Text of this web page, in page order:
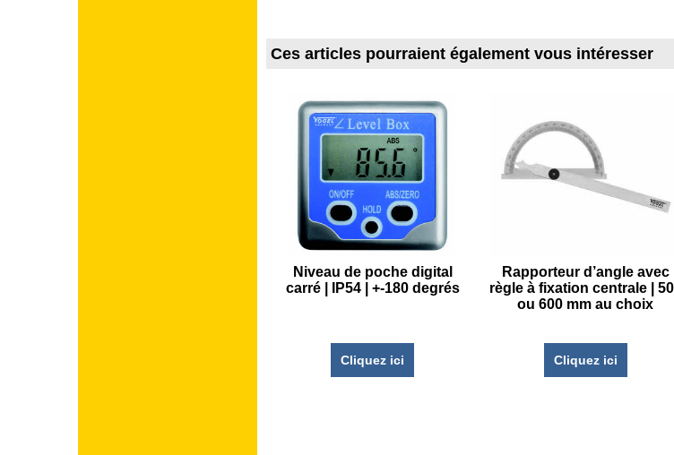
Ces articles pourraient également vous intéresser
Niveau de poche digital
carré | IP54 | +-180 degrés
Cliquez ici
Rapporteur d’angle avec
règle à fixation centrale |
ou 600 mm au choix
Cliquez ici